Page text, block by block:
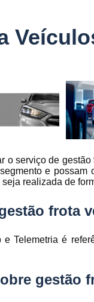
de frotas
Rastreador
carro
automotivos
de
para carros
o serviço de
e
realizada de
frota
e Telemetria é
gestão